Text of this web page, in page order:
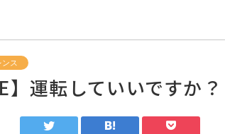
ス
】運転していいですか？